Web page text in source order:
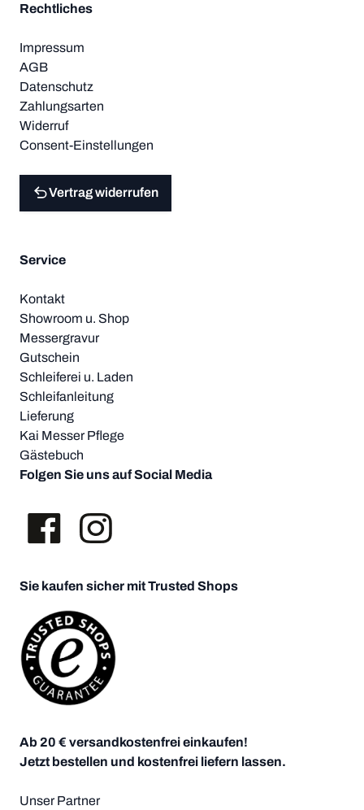
Rechtliches
Impressum
AGB
Datenschutz
Zahlungsarten
Widerruf
Consent-Einstellungen
Vertrag widerrufen
Service
Kontakt
Showroom u. Shop
Messergravur
Gutschein
Schleiferei u. Laden
Schleifanleitung
Lieferung
Kai Messer Pflege
Gästebuch
Folgen Sie uns auf Social Media
Sie kaufen sicher mit Trusted Shops
Ab 20 € versandkostenfrei einkaufen!
Jetzt bestellen und kostenfrei liefern lassen.
Unser Partner